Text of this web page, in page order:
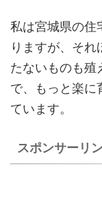
私は宮城県の住
りますが、そ
たないものも殖
で、もっと楽に
ています。
スポンサーリ